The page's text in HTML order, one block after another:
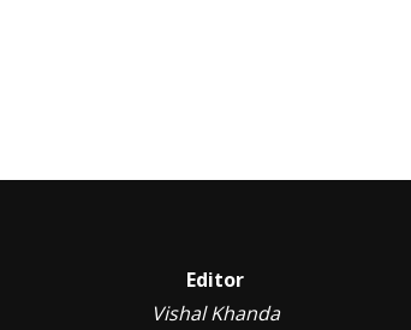
Editor
Vishal Khanda